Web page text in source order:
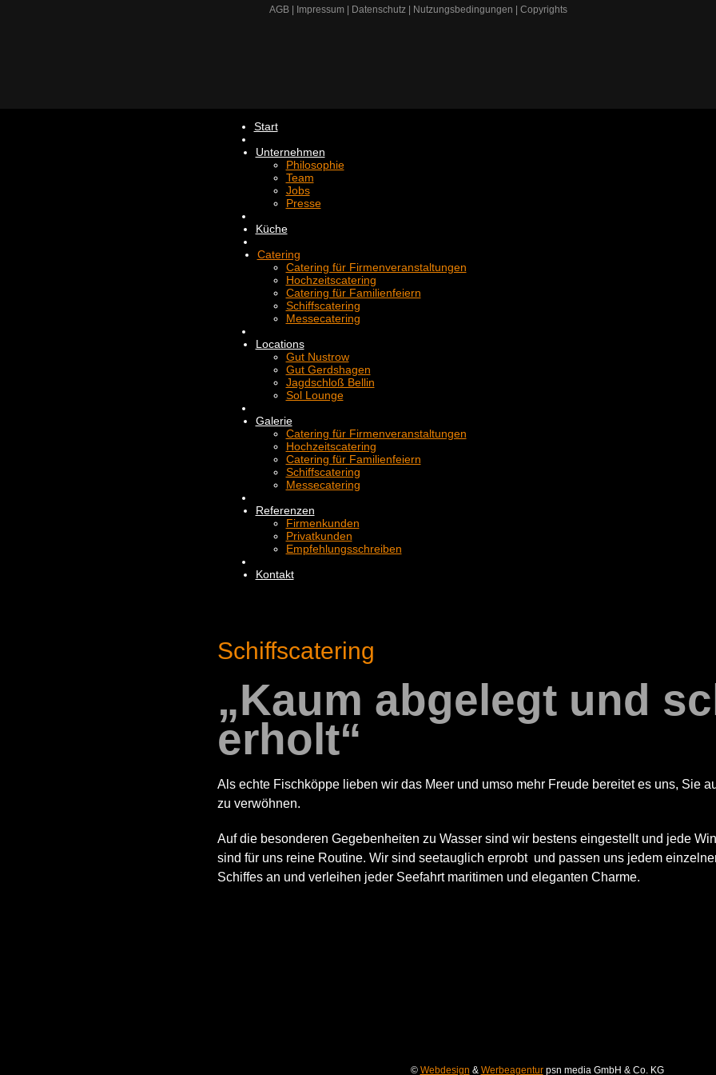
AGB Impressum Datenschutz Nutzungsbedingungen Copyrights
Start
Unternehmen
Philosophie
Team
Jobs
Presse
Küche
Catering
Catering für Firmenveranstaltungen
Hochzeitscatering
Catering für Familienfeiern
Schiffscatering
Messecatering
Locations
Gut Nustrow
Gut Gerdshagen
Jagdschloß Bellin
Sol Lounge
Galerie
Catering für Firmenveranstaltungen
Hochzeitscatering
Catering für Familienfeiern
Schiffscatering
Messecatering
Referenzen
Firmenkunden
Privatkunden
Empfehlungsschreiben
Kontakt
Schiffscatering
„Kaum abgelegt und
erholt“
Als echte Fischköppe lieben wir das Meer und umso mehr Freude bereitet es uns, Sie
zu verwöhnen.
Auf die besonderen Gegebenheiten zu Wasser sind wir bestens eingestellt und jede
sind für uns reine Routine. Wir sind seetauglich erprobt und passen uns jedem
Schiffes an und verleihen jeder Seefahrt maritimen und eleganten Charme.
© Webdesign & Werbeagenturpsn media GmbH & Co. KG